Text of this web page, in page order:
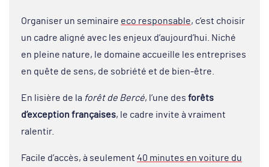
Organiser un seminaire eco responsable, c’est choisir
un cadre aligné avec les enjeux d’aujourd’hui. Niché
en pleine nature, le domaine accueille les entreprises
en quête de sens, de sobriété et de bien-être.
En lisière de la forêt de Bercé, l’une des forêts
d’exception françaises, le cadre invite à vraiment
ralentir.
Facile d’accès, à seulement 40 minutes en voiture du